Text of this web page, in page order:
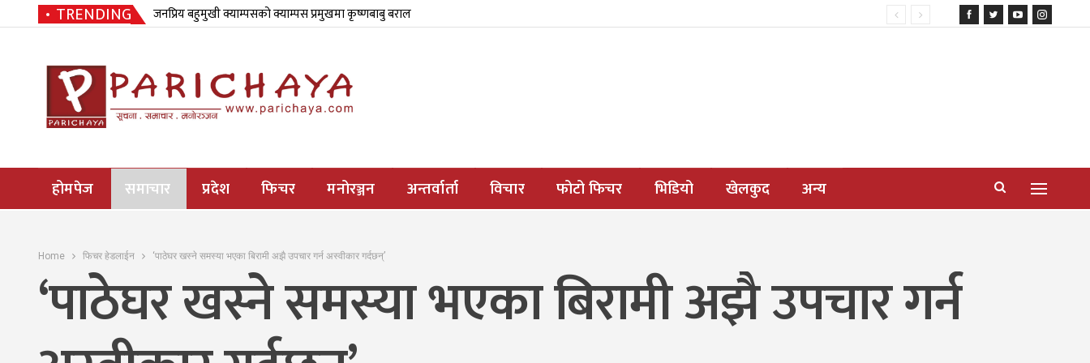
TRENDING जनप्रिय बहुमुखी क्याम्पसको क्याम्पस प्रमुखमा कृष्णबाबु बराल
होमपेज समाचार प्रदेश फिचर मनोरञ्जन अन्तर्वार्ता विचार फोटो फिचर भिडियो खेलकुद अन्य
Home फिचर हेडलाईन ‘पाठेघर खस्ने समस्या भएका बिरामी अझै उपचार गर्न अस्वीकार गर्दछन्’
‘पाठेघर खस्ने समस्या भएका बिरामी अझै उपचार गर्न